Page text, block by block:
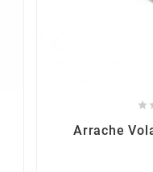

Arrache